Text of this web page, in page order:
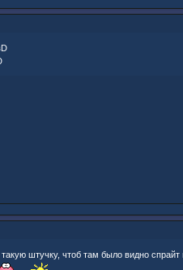
штучку, чтоб там было видно спрайт